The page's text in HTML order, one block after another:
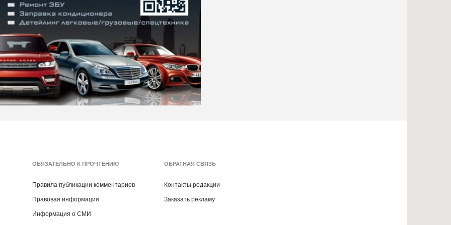
ОБЯЗАТЕЛЬНО К ПРОЧТЕНИЮ
Правила публикации комментариев
Правовая информация
Информация о СМИ
ОБРАТНАЯ СВЯЗЬ
Контакты редакции
Заказать рекламу